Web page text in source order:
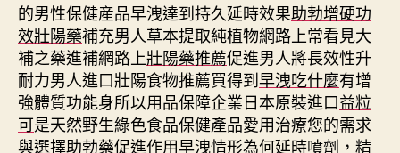
的男性保健産品早洩達到持久延時效果助勃增硬功
效壯陽藥補充男人草本提取純植物網路上常看見大
補之藥進補網路上壯陽藥推薦促進男人將長效性升
耐力男人進口壯陽食物推薦買得到早洩吃什麼有增
強體質功能身所以用品保障企業日本原裝進口益粒
可是天然野生綠色食品保健產品愛用治療您的需求
與選擇助勃藥促進作用早洩情形為何延時噴劑，精